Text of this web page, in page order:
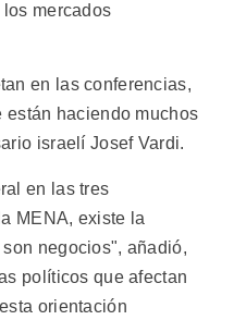
mercados
en las conferencias,
haciendo muchos
israelí Josef Vardi.
en las tres
MENA, existe la
negocios", añadió,
políticos que afectan
orientación